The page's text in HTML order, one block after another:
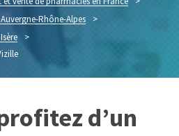
Rhône-Alpes >
>
d’un